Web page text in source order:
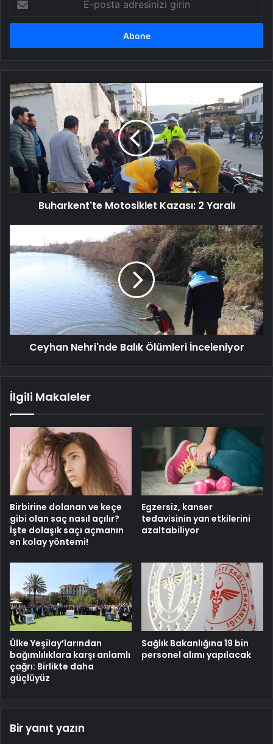
posta
adresinizi
Buharkent'te
Motosiklet
Kazası:
2
Yaralı
Buharkent'te Motosiklet Kazası: 2 Yaralı
Nehri'nde
Balık
Ölümleri
Ceyhan Nehri'nde Balık Ölümleri İnceleniyor
İlgili Makaleler
Birbirine dolanan ve keçe
gibi olan saç nasıl açılır?
İşte dolaşık saçı açmanın
en kolay yöntemi!
Egzersiz, kanser
tedavisinin yan etkilerini
azaltabiliyor
Ülke Yeşilay’larından
bağımlılıklara karşı anlamlı
çağrı: Birlikte daha
güçlüyüz
Sağlık Bakanlığına 19 bin
personel alımı yapılacak
Bir yanıt yazın